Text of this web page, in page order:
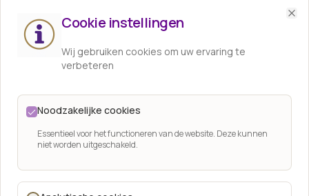
Begin klein. Vul aan
wanneer je wilt
Je hoeft niet alles in één keer te weten. Start met
Cookie instellingen
Wij gebruiken cookies om uw ervaring te
verbeteren
Noodzakelijke cookies
Essentieel voor het functioneren van de website. Deze kunnen
niet worden uitgeschakeld.